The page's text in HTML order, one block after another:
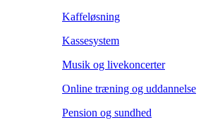
Kaffeløsning
Kassesystem
Musik og livekoncerter
Online træning og uddannelse
Pension og sundhed